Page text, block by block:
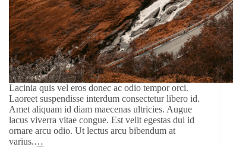
Lacinia quis vel eros donec ac odio tempor orci.
Laoreet suspendisse interdum consectetur libero id.
Amet aliquam id diam maecenas ultricies. Augue
lacus viverra vitae congue. Est velit egestas dui id
ornare arcu odio. Ut lectus arcu bibendum at
varius.…